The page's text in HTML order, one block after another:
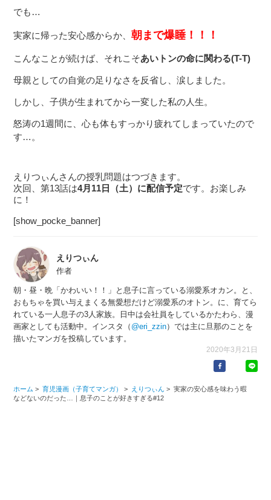
でも…
実家に帰った安心感からか、朝まで爆睡！！！
こんなことが続けば、それこそあいトンの命に関わる(T-T)
母親としての自覚の足りなさを反省し、涙しました。
しかし、子供が生まれてから一変した私の人生。
怒涛の1週間に、心も体もすっかり疲れてしまっていたので
す…。
えりつぃんさんの授乳問題はつづきます。
次回、第13話は4月11日（土）に配信予定です。お楽しみ
に！
[show_pocke_banner]
えりつぃん
作者
朝・昼・晩「かわいい！！」と息子に言っている溺愛系オカン。と、
おもちゃを買い与えまくる無愛想だけど溺愛系のオトン。に、育てら
れている一人息子の3人家族。日中は会社員をしているかたわら、漫
画家としても活動中。インスタ（ @eri_zzin）では主に旦那のことを
描いたマンガを投稿しています。
2020年3月21日
ホーム > 育児漫画（子育てマンガ） > えりつぃん > 実家の安心感を味わう暇
などないのだった…｜息子のことが好きすぎる#12